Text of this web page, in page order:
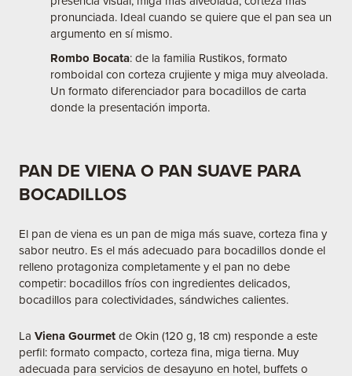
pronunciada. Ideal cuando se quiere que el pan sea un
argumento en sí mismo.
Rombo Bocata: de la familia Rustikos, formato
romboidal con corteza crujiente y miga muy alveolada.
Un formato diferenciador para bocadillos de carta
donde la presentación importa.
PAN DE VIENA O PAN SUAVE PARA
BOCADILLOS
El pan de viena es un pan de miga más suave, corteza fina y
sabor neutro. Es el más adecuado para bocadillos donde el
relleno protagoniza completamente y el pan no debe
competir: bocadillos fríos con ingredientes delicados,
bocadillos para colectividades, sándwiches calientes.
La Viena Gourmet de Okin (120 g, 18 cm) responde a este
perfil: formato compacto, corteza fina, miga tierna. Muy
adecuada para servicios de desayuno en hotel, buffets o